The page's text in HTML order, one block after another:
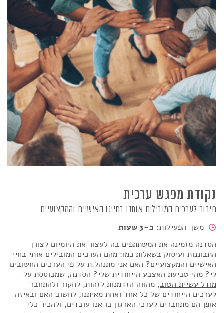
נקודת מפגש ערכית
חיבור לערכים המובילים אותנו בחיינו האישיים והמקצועיים
משך הפעילות: כ-3 שעות
הסדנה מזמינה את המשתתפים בה לעצור את היומיום לצורך
התבוננות ועיסוק בשאלות כמו: מהם הערכים המובילים אותי בחיי
האישיים והמקצועיים? האם אני מתנהל.ת על פי הערכים החשובים
לי? מהי טביעת האצבע הייחודית שלי? הסדנה, שמבוססת על
מודל עשיית הטוב, מהווה הזדמנות לזהות, לחקור ולהתחבר
לערכים הייחודים של כל אחד ואחת מאיתנו, לחשוב האם ובאיזה
אופן הם מתחברים לערכי הארגון בו אנו עובדים, ולהכיר כלי